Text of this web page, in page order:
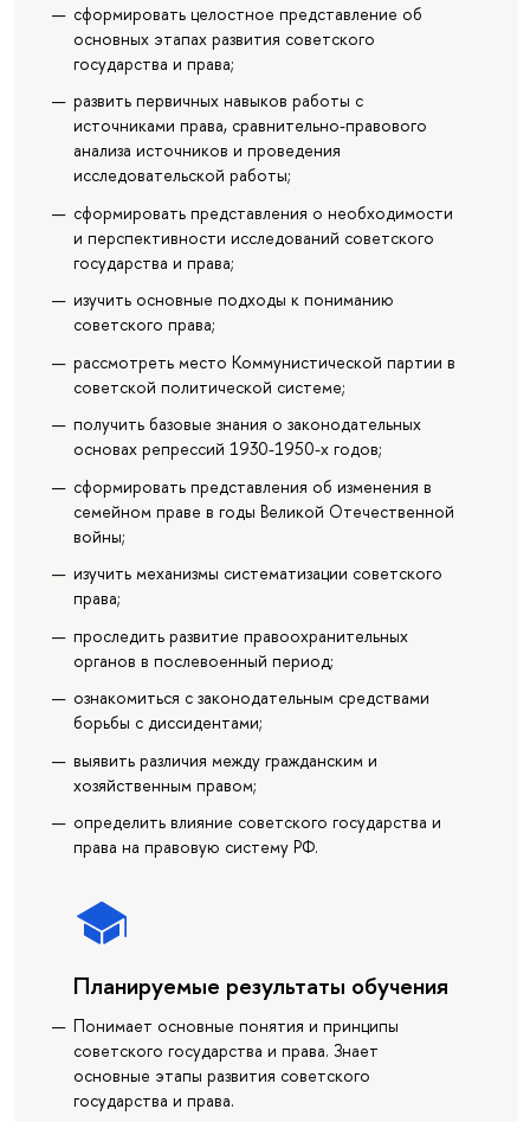
сформировать целостное представление об
основных этапах развития советского
государства и права;
развить первичных навыков работы с
источниками права, сравнительно-правового
анализа источников и проведения
исследовательской работы;
сформировать представления о необходимости
и перспективности исследований советского
государства и права;
изучить основные подходы к пониманию
советского права;
рассмотреть место Коммунистической партии в
советской политической системе;
получить базовые знания о законодательных
основах репрессий 1930-1950-х годов;
сформировать представления об изменения в
семейном праве в годы Великой Отечественной
войны;
изучить механизмы систематизации советского
права;
проследить развитие правоохранительных
органов в послевоенный период;
ознакомиться с законодательным средствами
борьбы с диссидентами;
выявить различия между гражданским и
хозяйственным правом;
определить влияние советского государства и
права на правовую систему РФ.
Планируемые результаты обучения
Понимает основные понятия и принципы
советского государства и права. Знает
основные этапы развития советского
государства и права.